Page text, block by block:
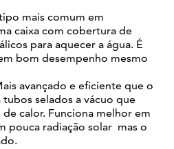
mais comum em
caixa com cobertura de
para aquecer a água. É
bom desempenho mesmo
avançado e eficiente que o
selados a vácuo que
calor. Funciona melhor em
pouca radiação solar mas o